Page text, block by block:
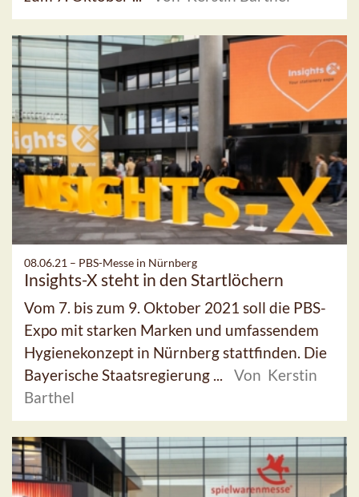
08.06.21 – PBS-Messe in Nürnberg
Insights-X steht in den Startlöchern
Vom 7. bis zum 9. Oktober 2021 soll die PBS-
Expo mit starken Marken und umfassendem
Hygienekonzept in Nürnberg stattfinden. Die
Bayerische Staatsregierung ...
Von Kerstin
Barthel